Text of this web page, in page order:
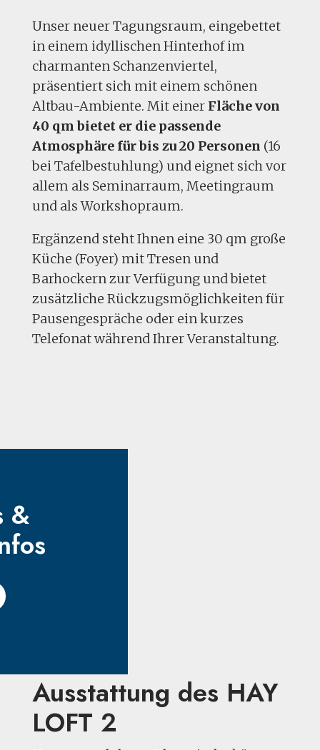
Unser neuer Tagungsraum, eingebettet
in einem idyllischen Hinterhof im
charmanten Schanzenviertel,
präsentiert sich mit einem schönen
Altbau-Ambiente. Mit einer Fläche von
40 qm bietet er die passende
Atmosphäre für bis zu 20 Personen (16
bei Tafelbestuhlung) und eignet sich vor
allem als Seminarraum, Meetingraum
und als Workshopraum.
Ergänzend steht Ihnen eine 30 qm große
Küche (Foyer) mit Tresen und
Barhockern zur Verfügung und bietet
zusätzliche Rückzugsmöglichkeiten für
Pausengespräche oder ein kurzes
Telefonat während Ihrer Veranstaltung.
&
Ausstattung des HAY
LOFT 2